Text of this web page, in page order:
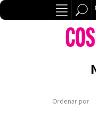
Ordenar por